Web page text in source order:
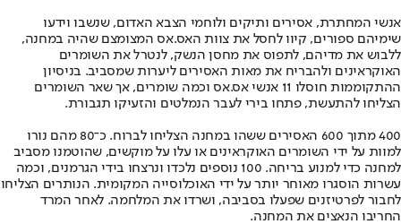
אנשי המחתרת, אסירים ותיקים ולוחמי הצבא האדום, שנשבו וידעו
שימיהם ספורים, קיוו לחסל את צוות האס.אס המצומצם שהיה במחנה,
ללבוש את מדיהם, לתפוס את מחסן הנשק, לנטרל את השומרים
האוקראינים ולהבריח את מאות האסירים ליערות שמסביב. בניסיון
ההתקוממות חוסלו 11 אנשי אס.אס וכמה שומרים, אך שאר השומרים
הצליחו להתעשת, פתחו בירי לעבר הנמלטים והזעיקו תגבורת.
400 מתוך 600 האסירים ששהו במחנה הצליחו לברוח. כ־80 מהם נורו
למוות על ידי השומרים האוקראינים או עלו על מוקשים, שהוטמנו מסביב
למחנה כדי למנוע בריחה. 100 נוספים נלכדו ונרצחו בידי הגרמנים, וכמה
עשרות הוסגרו מאוחר יותר על ידי האוכלוסייה המקומית. הנותרים הצליחו
לחבור לפרטיזנים שפעלו בסביבה, ושרדו את המלחמה. לאחר המרד
החריבו הנאצים את המחנה.